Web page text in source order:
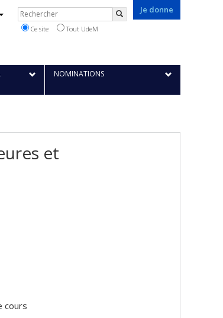
Je donne
Rechercher
Ce site Tout UdeM
NOMINATIONS
et
cours